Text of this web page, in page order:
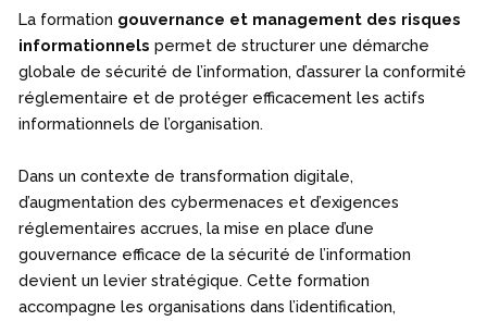
La formation gouvernance et management des risques
informationnels permet de structurer une démarche
globale de sécurité de l’information, d’assurer la conformité
réglementaire et de protéger efficacement les actifs
informationnels de l’organisation.
Dans un contexte de transformation digitale,
d’augmentation des cybermenaces et d’exigences
réglementaires accrues, la mise en place d’une
gouvernance efficace de la sécurité de l’information
devient un levier stratégique. Cette formation
accompagne les organisations dans l’identification,